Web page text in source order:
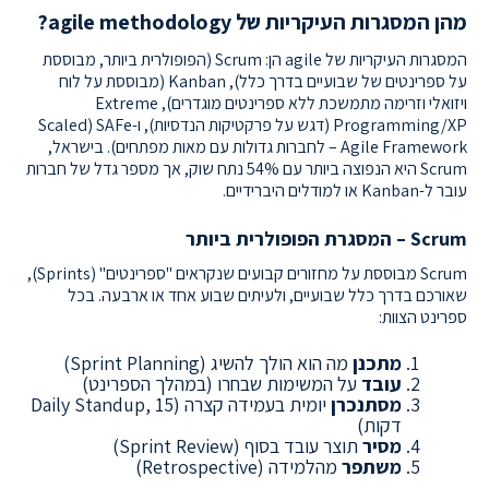
מהן המסגרות העיקריות של agile methodology?
המסגרות העיקריות של agile הן: Scrum (הפופולרית ביותר, מבוססת
על ספרינטים של שבועיים בדרך כלל), Kanban (מבוססת על לוח
ויזואלי וזרימה מתמשכת ללא ספרינטים מוגדרים), Extreme
Programming/XP (דגש על פרקטיקות הנדסיות), ו-SAFe (Scaled
Agile Framework – לחברות גדולות עם מאות מפתחים). בישראל,
Scrum היא הנפוצה ביותר עם 54% נתח שוק, אך מספר גדל של חברות
עובר ל-Kanban או למודלים היברידיים.
Scrum – המסגרת הפופולרית ביותר
Scrum מבוססת על מחזורים קבועים שנקראים "ספרינטים" (Sprints),
שאורכם בדרך כלל שבועיים, ולעיתים שבוע אחד או ארבעה. בכל
ספרינט הצוות:
מתכנן מה הוא הולך להשיג (Sprint Planning)
עובד על המשימות שבחרו (במהלך הספרינט)
מסתנכרן
יומית בעמידה קצרה (Daily Standup, 15
דקות)
מסירתוצר עובד בסוף (Sprint Review)
משתפר מהלמידה (Retrospective)